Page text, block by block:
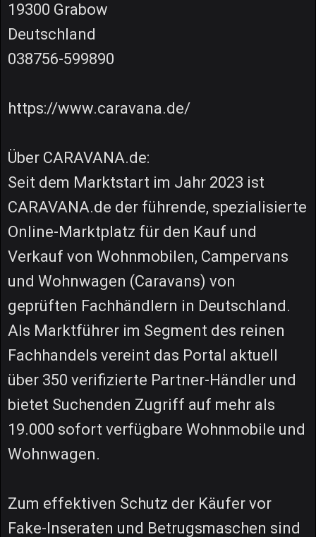
19300 Grabow
Deutschland
038756-599890
https://www.caravana.de/
Über CARAVANA.de:
Seit dem Marktstart im Jahr 2023 ist
CARAVANA.de der führende, spezialisierte
Online-Marktplatz für den Kauf und
Verkauf von Wohnmobilen, Campervans
und Wohnwagen (Caravans) von
geprüften Fachhändlern in Deutschland.
Als Marktführer im Segment des reinen
Fachhandels vereint das Portal aktuell
über 350 verifizierte Partner-Händler und
bietet Suchenden Zugriff auf mehr als
19.000 sofort verfügbare Wohnmobile und
Wohnwagen.
Zum effektiven Schutz der Käufer vor
Fake-Inseraten und Betrugsmaschen sind